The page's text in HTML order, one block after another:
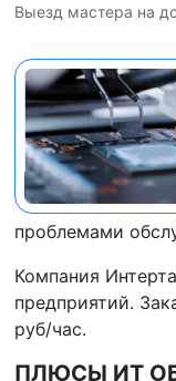
Выезд мастера на
проблемами
Компания
предприятий.
руб/час.
ПЛЮСЫ ИТ